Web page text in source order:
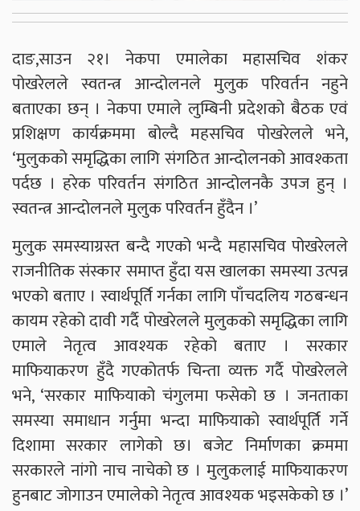
दाङ,साउन २१। नेकपा एमालेका महासचिव शंकर
पोखरेलले स्वतन्त्र आन्दोलनले मुलुक परिवर्तन नहुने
बताएका छन् । नेकपा एमाले लुम्बिनी प्रदेशको बैठक एवं
प्रशिक्षण कार्यक्रममा बोल्दै महसचिव पोखरेलले भने,
‘मुलुकको समृद्धिका लागि संगठित आन्दोलनको आवश्कता
पर्दछ । हरेक परिवर्तन संगठित आन्दोलनकै उपज हुन् ।
स्वतन्त्र आन्दोलनले मुलुक परिवर्तन हुँदैन ।’
मुलुक समस्याग्रस्त बन्दै गएको भन्दै महासचिव पोखरेलले
राजनीतिक संस्कार समाप्त हुँदा यस खालका समस्या उत्पन्न
भएको बताए । स्वार्थपूर्ति गर्नका लागि पाँचदलिय गठबन्धन
कायम रहेको दावी गर्दै पोखरेलले मुलुकको समृद्धिका लागि
एमाले नेतृत्व आवश्यक रहेको बताए । सरकार
माफियाकरण हुँदै गएकोतर्फ चिन्ता व्यक्त गर्दै पोखरेलले
भने, ‘सरकार माफियाको चंगुलमा फसेको छ । जनताका
समस्या समाधान गर्नुमा भन्दा माफियाको स्वार्थपूर्ति गर्ने
दिशामा सरकार लागेको छ। बजेट निर्माणका क्रममा
सरकारले नांगो नाच नाचेको छ । मुलुकलाई माफियाकरण
हुनबाट जोगाउन एमालेको नेतृत्व आवश्यक भइसकेको छ ।’